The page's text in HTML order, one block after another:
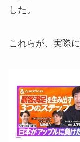
した。
これらが、実際